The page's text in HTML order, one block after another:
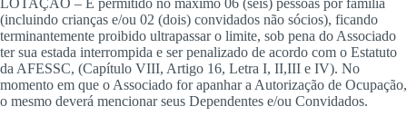
(incluindo crianças e/ou 02 (dois) convidados não sócios), ficando
terminantemente proibido ultrapassar o limite, sob pena do Associado
ter sua estada interrompida e ser penalizado de acordo com o Estatuto
da AFESSC, (Capítulo VIII, Artigo 16, Letra I, II,III e IV). No
momento em que o Associado for apanhar a Autorização de Ocupação,
o mesmo deverá mencionar seus Dependentes e/ou Convidados.